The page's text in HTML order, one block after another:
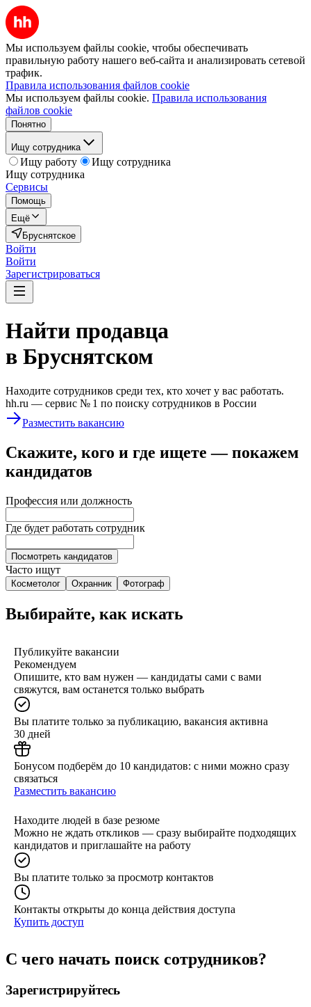
Мы используем файлы cookie, чтобы обеспечивать
правильную работу нашего веб-сайта и анализировать сетевой
трафик.
Правила использования файлов cookie
Мы используем файлы cookie. Правила использования
файлов cookie
Понятно
Ищу сотрудника
Ищу работу
Ищу сотрудника
Ищу сотрудника
Сервисы
Помощь
Ещё
Бруснятское
Войти
Войти
Зарегистрироваться
Найти продавца
в Бруснятском
Находите сотрудников среди тех, кто хочет у вас работать.
hh.ru — сервис № 1 по поиску сотрудников в России
Разместить вакансию
Скажите, кого и где ищете — покажем
кандидатов
Профессия или должность
Где будет работать сотрудник
Посмотреть кандидатов
Часто ищут
Косметолог Охранник Фотограф
Выбирайте, как искать
Публикуйте вакансии
Рекомендуем
Опишите, кто вам нужен — кандидаты сами с вами
свяжутся, вам останется только выбрать
Вы платите только за публикацию, вакансия активна
30 дней
Бонусом подберём до 10 кандидатов: с ними можно сразу
связаться
Разместить вакансию
Находите людей в базе резюме
Можно не ждать откликов — сразу выбирайте подходящих
кандидатов и приглашайте на работу
Вы платите только за просмотр контактов
Контакты открыты до конца действия доступа
Купить доступ
С чего начать поиск сотрудников?
Зарегистрируйтесь